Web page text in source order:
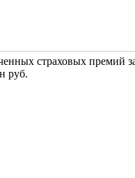
страховых премий
руб.